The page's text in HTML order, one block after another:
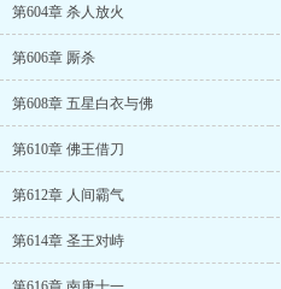
第604章 杀人放火
第606章 厮杀
第608章 五星白衣与佛
第610章 佛王借刀
第612章 人间霸气
第614章 圣王对峙